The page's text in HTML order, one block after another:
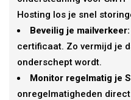
Hosting los je snel
Beveilig je mailverkeer:
certificaat. Zo vermijd je
onderschept wordt.
Monitor regelmatig je
onregelmatigheden